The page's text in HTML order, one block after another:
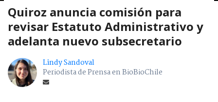
Quiroz anuncia comisión para
revisar Estatuto Administrativo y
adelanta nuevo subsecretario
Lindy Sandoval
Periodista de Prensa en BioBioChile